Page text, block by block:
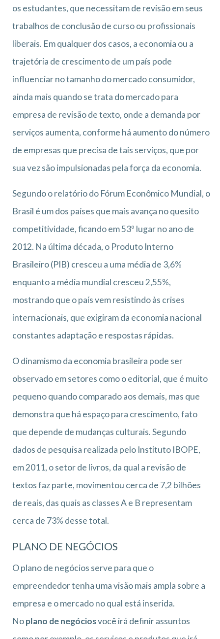
os estudantes, que necessitam de revisão em seus
trabalhos de conclusão de curso ou profissionais
liberais. Em qualquer dos casos, a economia ou a
trajetória de crescimento de um país pode
influenciar no tamanho do mercado consumidor,
ainda mais quando se trata do mercado para
empresa de revisão de texto, onde a demanda por
serviços aumenta, conforme há aumento do número
de empresas que precisa de tais serviços, que por
sua vez são impulsionadas pela força da economia.
Segundo o relatório do Fórum Econômico Mundial, o
Brasil é um dos países que mais avança no quesito
competitividade, ficando em 53º lugar no ano de
2012. Na última década, o Produto Interno
Brasileiro (PIB) cresceu a uma média de 3,6%
enquanto a média mundial cresceu 2,55%,
mostrando que o país vem resistindo às crises
internacionais, que exigiram da economia nacional
constantes adaptação e respostas rápidas.
O dinamismo da economia brasileira pode ser
observado em setores como o editorial, que é muito
pequeno quando comparado aos demais, mas que
demonstra que há espaço para crescimento, fato
que depende de mudanças culturais. Segundo
dados de pesquisa realizada pelo Instituto IBOPE,
em 2011, o setor de livros, da qual a revisão de
textos faz parte, movimentou cerca de 7,2 bilhões
de reais, das quais as classes A e B representam
cerca de 73% desse total.
PLANO DE NEGÓCIOS
O plano de negócios serve para que o
empreendedor tenha uma visão mais ampla sobre a
empresa e o mercado no qual está inserida.
Noplano de negóciosvocê irá definir assuntos